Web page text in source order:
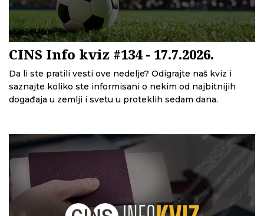
CINS Info kviz #134 - 17.7.2026.
Da li ste pratili vesti ove nedelje? Odigrajte naš kviz i
saznajte koliko ste informisani o nekim od najbitnijih
događaja u zemlji i svetu u proteklih sedam dana.